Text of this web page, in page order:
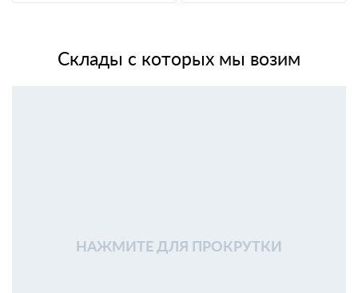
Склады с которых мы возим
НАЖМИТЕ ДЛЯ ПРОКРУТКИ